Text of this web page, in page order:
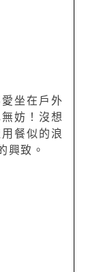
坐在戶外
妨！沒想
餐似的浪
興致。